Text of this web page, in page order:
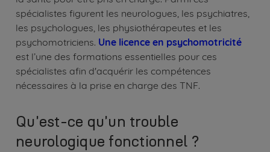
spécialistes figurent les neurologues, les psychiatres,
les psychologues, les physiothérapeutes et les
psychomotriciens. Une licence en psychomotricité
est l’une des formations essentielles pour ces
spécialistes afin d'acquérir les compétences
nécessaires à la prise en charge des TNF.
Qu'est-ce qu'un trouble
neurologique fonctionnel ?